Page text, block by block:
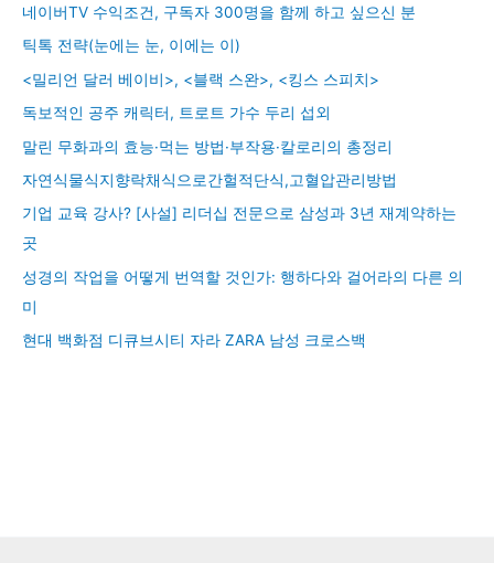
네이버TV 수익조건, 구독자 300명을 함께 하고 싶으신 분
틱톡 전략(눈에는 눈, 이에는 이)
<밀리언 달러 베이비>, <블랙 스완>, <킹스 스피치>
독보적인 공주 캐릭터, 트로트 가수 두리 섭외
말린 무화과의 효능·먹는 방법·부작용·칼로리의 총정리
자연식물식지향락채식으로간헐적단식,고혈압관리방법
기업 교육 강사? [사설] 리더십 전문으로 삼성과 3년 재계약하는
곳
성경의 작업을 어떻게 번역할 것인가: 행하다와 걸어라의 다른 의
미
현대 백화점 디큐브시티 자라 ZARA 남성 크로스백